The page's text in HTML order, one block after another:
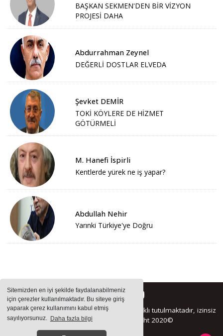
Sitemizden en iyi şekilde faydalanabilmeniz
için çerezler kullanılmaktadır. Bu siteye giriş
yaparak çerez kullanımını kabul etmiş
sayılıyorsunuz. Daha fazla bilgi
BAŞKAN SEKMEN'DEN BİR VİZYON
PROJESİ DAHA
Abdurrahman Zeynel
DEĞERLİ DOSTLAR ELVEDA
Şevket DEMİR
TOKİ KÖYLERE DE HİZMET
GÖTÜRMELİ
M. Hanefi İspirli
Kentlerde yürek ne iş yapar?
Abdullah Nehir
Yarınki Türkiye'ye Doğru
Sitemizde bulunan içeriklerin tüm hakları saklı tutulmaktadır, izinsiz
içerikler kullanılamaz. Copyright 2020©